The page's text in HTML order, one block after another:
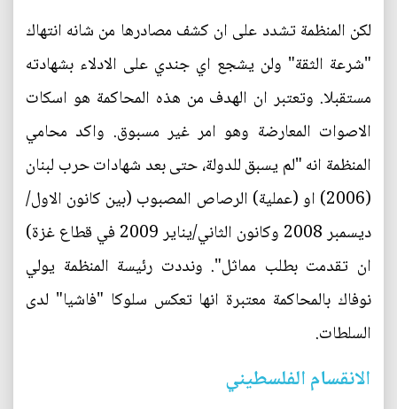
لكن المنظمة تشدد على ان كشف مصادرها من شانه انتهاك
"شرعة الثقة" ولن يشجع اي جندي على الادلاء بشهادته
مستقبلا. وتعتبر ان الهدف من هذه المحاكمة هو اسكات
الاصوات المعارضة وهو امر غير مسبوق. واكد محامي
المنظمة انه "لم يسبق للدولة، حتى بعد شهادات حرب لبنان
(2006) او (عملية) الرصاص المصبوب (بين كانون الاول/
ديسمبر 2008 وكانون الثاني/يناير 2009 في قطاع غزة)
ان تقدمت بطلب مماثل". ونددت رئيسة المنظمة يولي
نوفاك بالمحاكمة معتبرة انها تعكس سلوكا "فاشيا" لدى
السلطات.
الانقسام الفلسطيني